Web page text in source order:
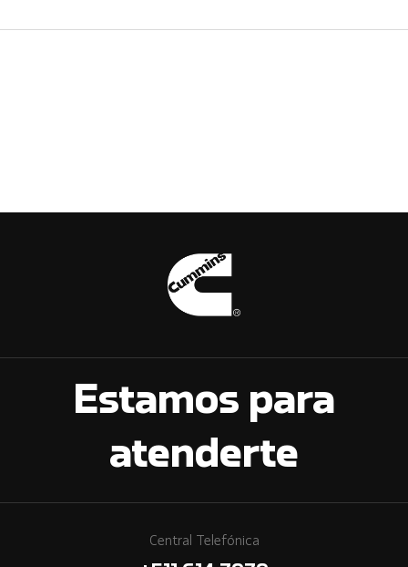
Estamos para
atenderte
Central Telefónica